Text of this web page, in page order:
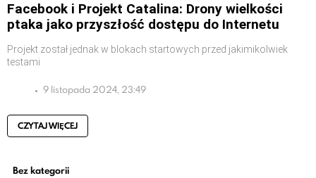
Facebook i Projekt Catalina: Drony wielkości
ptaka jako przyszłość dostępu do Internetu
Projekt został jednak w blokach startowych przed jakimikolwiek
testami
9 listopada 2024, 23:49
CZYTAJ WIĘCEJ
Bez kategorii